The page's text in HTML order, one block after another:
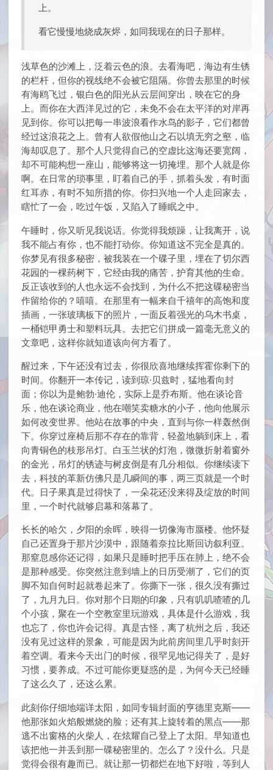
上。
看它慢慢地烧成灰烬，如同我现在的日子那样。
浅草色的沙滩上，泛着云色的浪。去看海吧，海边有生锈
的栏杆，但你的视线绝不会被它阻隔。你曾去那里的时候
有海鸥飞过，银白色的阳光从云层间穿出，映在它的身
上。而你在大西洋见过的它，未免不会在太平洋的对岸再
见到你。你可以把每一串波浪看作水鸟的影子，它们都曾
经过这浪花之上。曾有人欲假他山之石以填无穷之壑，临
海却叹息了。那个人只觉得自己的空虚比这海还要宽阔，
却不可能构想一座山，能够将这一切掩埋。那个人就是你
啊。在日常的琐事里，盯着自己的手，抓着头发，有时面
红耳赤，有时不知所措的你。你扫兴地一个人走回家去，
瞎忙了一会，吃过午饭，又陷入了睡眠之中。
午睡时，你又听见我说话。你觉得我烦躁，让我离开，说
我不能占有你，也不能打动你。你知道这不完全是真的。
你梦见有很多秘密，被我装在一个碟子里，埋在了切尔西
花园的一棵药树下，它经由我的痛苦，护育其他的生命。
反正该收到的人也永远不会找到，为什么不把这碟秘密当
作留给你的？嘻嘻。在那里有一幅来自千禧年的高饱和度
插画，一张玻璃板下的照片，一面反着强光的乌木书桌，
一桶铠甲勇士和塑料玩具。去把它们拼成一篇毫无意义的
文章吧，这样你就知道该向何方看了。
醒过来，下午还没有过去，你很欣喜地继续挥霍你剩下的
时间。你翻开一本传记，读到琼·贝兹时，猛地看向封
面；你以为是鲍勃·迪伦，实际上是乔布斯。他在谈论音
乐，他在谈论商业，他在嘲笑卖糖水的小子，他向他展示
如何改变世界。他站在故事的中央，直到与你一样轰然倒
下。你穿过座椅后那不存在的靠背，轻盈地躺到床上，看
向青铜色的枝形吊灯。白玉兰状的灯泡，微微折射着窗外
的金光，吊灯的锈迹与树皮倒是有几分相似。你继续读下
去，科技的革新仿佛只是几瞬间的事，两三页就是一个时
代。日子果真是过得快了，一朵花还没来得及绽放的时间
里，一个时代就够启幕和落幕了。
长长的哈欠，夕阳的余晖，映得一切像海市蜃楼。他怀疑
自己还置身于那片沙漠中，跟随着奈拉比斯回访叙利亚。
那窒息感你还记得，如果只是睡时把手压在肺上，绝不会
是那种感受。你突然注意到墙上的日历受潮了，它们的页
脚不知自何时起就卷起来了。你撕下一张，很久没有撕过
了，九月九日。你对那个日期的印象，只有叽叽喳喳的几
个小孩，聚在一个空教室里玩游戏，具体是什么游戏，我
也忘了，你也许会记得。真是古怪，离了杭州之后，我还
没有见过这样的景象，可能是因为此前房间里几乎时刻开
着空调。看来今天出门的时候，很罕见地记得关了，是好
习惯，要养成。不过可能你更疑惑的是，为何今天已经睡
了这么久了，还这么累。
此刻你仔细地端详太阳，如同专辑封面的亨德里克斯——
他那张如火焰般燃烧的脸；还有其上旋转着的黑点——那
逃不出窗格的火柴人，在炫耀自己登上了太阳。早知道也
该把他一并丢到那一碟秘密里的。怎么了？没什么。只是
觉得会很有趣而已。就让那一切都烂在地下好啦，等到人